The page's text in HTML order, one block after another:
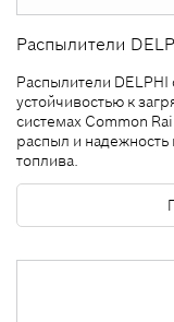
Распылители
Распылители DELPHI
устойчивостью к
системах Common
распыл и надежность
топлива.